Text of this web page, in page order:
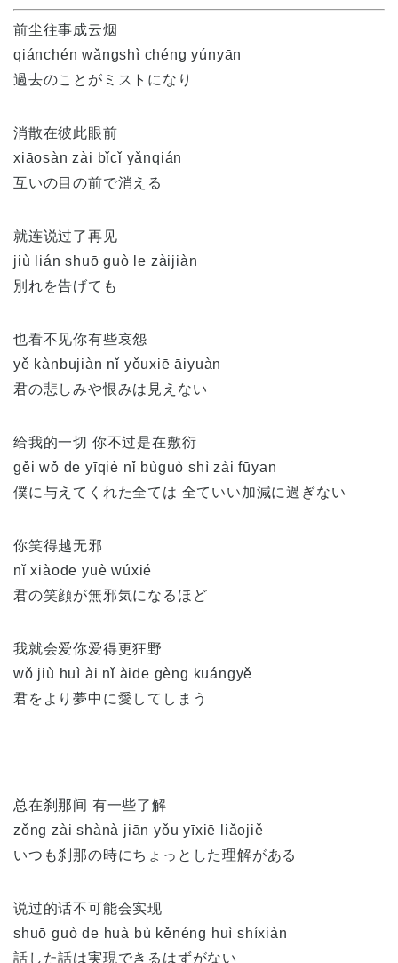
前尘往事成云烟
qiánchén wǎngshì chéng yúnyān
過去のことがミストになり
消散在彼此眼前
xiāosàn zài bǐcǐ yǎnqián
互いの目の前で消える
就连说过了再见
jiù lián shuō guò le zàijiàn
別れを告げても
也看不见你有些哀怨
yě kànbujiàn nǐ yǒuxiē āiyuàn
君の悲しみや恨みは見えない
给我的一切 你不过是在敷衍
gěi wǒ de yīqiè nǐ bùguò shì zài fūyan
僕に与えてくれた全ては 全ていい加減に過ぎない
你笑得越无邪
nǐ xiàode yuè wúxié
君の笑顔が無邪気になるほど
我就会爱你爱得更狂野
wǒ jiù huì ài nǐ àide gèng kuángyě
君をより夢中に愛してしまう
总在刹那间 有一些了解
zǒng zài shànà jiān yǒu yīxiē liǎojiě
いつも刹那の時にちょっとした理解がある
说过的话不可能会实现
shuō guò de huà bù kěnéng huì shíxiàn
話した話は実現できるはずがない